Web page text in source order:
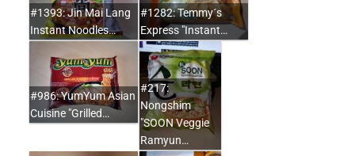
#1393: Jin Mai Lang
Instant Noodles…
#1282: Temmy´s
Express "Instant…
#986: YumYum Asian
Cuisine "Grilled…
#217:
Nongshim
"SOON Veggie
Ramyun…